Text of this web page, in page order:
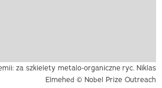
za szkielety metalo-organiczne ryc. Niklas
Elmehed © Nobel Prize Outreach